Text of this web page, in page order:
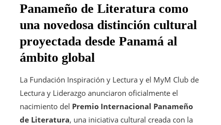
Panameño de Literatura como
una novedosa distinción cultural
proyectada desde Panamá al
ámbito global
La Fundación Inspiración y Lectura y el MyM Club de
Lectura y Liderazgo anunciaron oficialmente el
nacimiento del Premio Internacional Panameño
de Literatura, una iniciativa cultural creada con la